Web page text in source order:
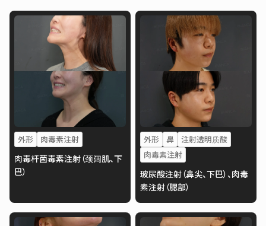
外形 肉毒素注射
肉毒杆菌毒素注射（颈阔肌、下
巴）
外形 鼻
注射透明质酸
肉毒素注射
玻尿酸注射（鼻尖、下巴）、肉毒
素注射（腮部）